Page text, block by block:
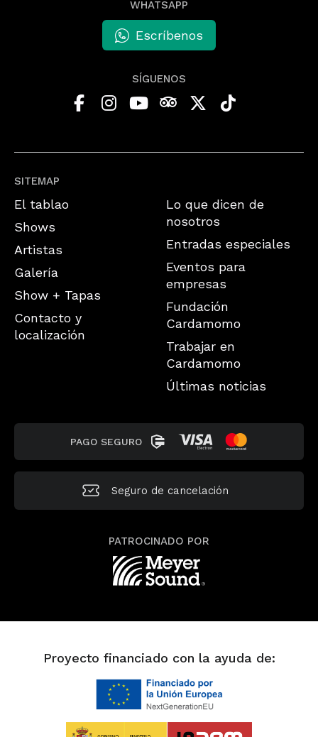
SITEMAP
El tablao
Shows
Artistas
Galería
Show + Tapas
Contacto y
localización
Lo que dicen de
nosotros
Entradas especiales
Eventos para
empresas
Fundación
Cardamomo
Trabajar en
Cardamomo
Últimas noticias
WHATSAPP
Escríbenos
SÍGUENOS
PAGO SEGURO
Seguro de cancelación
PATROCINADO POR
Proyecto financiado con la ayuda de: